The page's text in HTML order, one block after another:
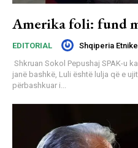
Amerika foli: fund
EDITORIAL Shqiperia Etnike
Shkruan Sokol Pepushaj SPAK-u ka rënë ‘klloçkë’; Babloku e Non Grata
janë bashkë, Luli është lulja që e
përbashkuar i...